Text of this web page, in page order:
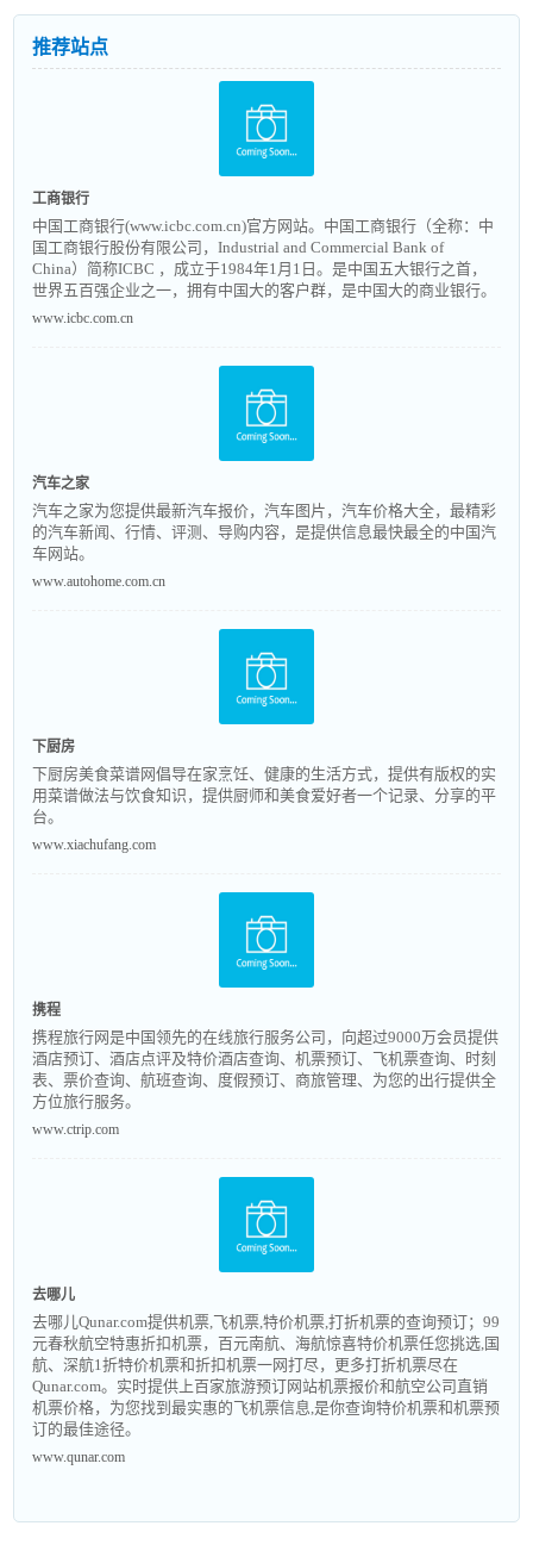
推荐站点
工商银行
中国工商银行(www.icbc.com.cn)官方网站。中国工商银行（全称：中
国工商银行股份有限公司，Industrial and Commercial Bank of
China）简称ICBC ，成立于1984年1月1日。是中国五大银行之首，
世界五百强企业之一，拥有中国大的客户群，是中国大的商业银行。
www.icbc.com.cn
汽车之家
汽车之家为您提供最新汽车报价，汽车图片，汽车价格大全，最精彩
的汽车新闻、行情、评测、导购内容，是提供信息最快最全的中国汽
车网站。
www.autohome.com.cn
下厨房
下厨房美食菜谱网倡导在家烹饪、健康的生活方式，提供有版权的实
用菜谱做法与饮食知识，提供厨师和美食爱好者一个记录、分享的平
台。
www.xiachufang.com
携程
携程旅行网是中国领先的在线旅行服务公司，向超过9000万会员提供
酒店预订、酒店点评及特价酒店查询、机票预订、飞机票查询、时刻
表、票价查询、航班查询、度假预订、商旅管理、为您的出行提供全
方位旅行服务。
www.ctrip.com
去哪儿
去哪儿Qunar.com提供机票,飞机票,特价机票,打折机票的查询预订；99
元春秋航空特惠折扣机票，百元南航、海航惊喜特价机票任您挑选,国
航、深航1折特价机票和折扣机票一网打尽，更多打折机票尽在
Qunar.com。实时提供上百家旅游预订网站机票报价和航空公司直销
机票价格，为您找到最实惠的飞机票信息,是你查询特价机票和机票预
订的最佳途径。
www.qunar.com